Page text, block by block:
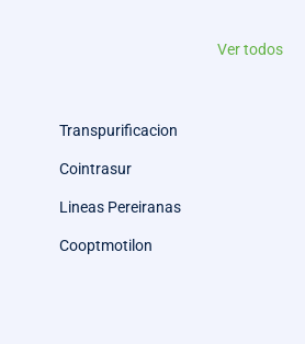
Ver todos
Transpurificacion
Cointrasur
Lineas Pereiranas
Cooptmotilon